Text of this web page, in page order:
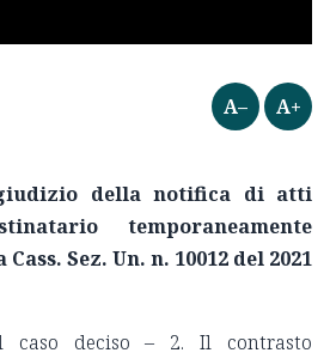
A– A+
della notifica di atti
temporaneamente
Sez. Un. n. 10012 del 2021
caso deciso – 2. Il contrasto